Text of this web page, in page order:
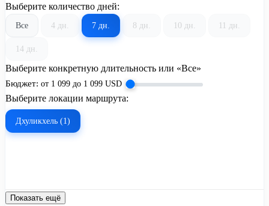
Выберите количество дней:
Все 4 дн. 7 дн. 8 дн. 10 дн. 11 дн.
14 дн.
Выберите конкретную длительность или «Все»
Бюджет: от 1 099 до 1 099 USD
Выберите локации маршрута:
Дхуликхель (1)
Показать ещё